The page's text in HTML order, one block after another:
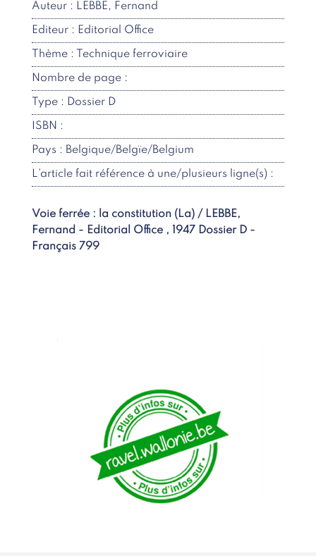
Auteur : LEBBE, Fernand
Editeur : Editorial Office
Thème : Technique ferroviaire
Nombre de page :
Type : Dossier D
ISBN :
Pays : Belgique/Belgïe/Belgium
L’article fait référence à une/plusieurs ligne(s) :
Voie ferrée : la constitution (La) / LEBBE,
Fernand - Editorial Office , 1947 Dossier D -
Français 799